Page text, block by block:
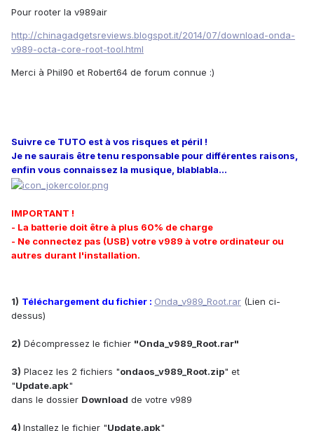
Pour rooter la v989air
http://chinagadgetsreviews.blogspot.it/2014/07/download-onda-
v989-octa-core-root-tool.html
Merci à Phil90 et Robert64 de forum connue :)
Suivre ce TUTO est à vos risques et péril !
Je ne saurais être tenu responsable pour différentes raisons,
enfin vous connaissez la musique, blablabla...
IMPORTANT !
- La batterie doit être à plus 60% de charge
- Ne connectez pas (USB) votre v989 à votre ordinateur ou
autres durant l'installation.
1) Téléchargement du fichier : Onda_v989_Root.rar (Lien ci-
dessus)
2) Décompressez le fichier "Onda_v989_Root.rar"
3) Placez les 2 fichiers "ondaos_v989_Root.zip" et
"Update.apk"
dans le dossier Download de votre v989
4) Installez le fichier "Update.apk"